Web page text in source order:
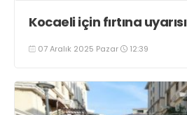
Kocaeli için fırtına uyarısı
07 Aralık 2025 Pazar 12:39